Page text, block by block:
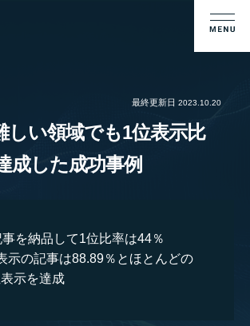
最終更新日 2023.10.20
しい領域でも1位表示比
成した成功事例
を納品して1位比率は44％
示の記事は88.89％とほとんどの
示を達成